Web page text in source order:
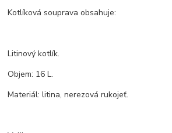
Kotlíková souprava obsahuje:
Litinový kotlík.
Objem: 16 L.
Materiál: litina, nerezová rukojeť.